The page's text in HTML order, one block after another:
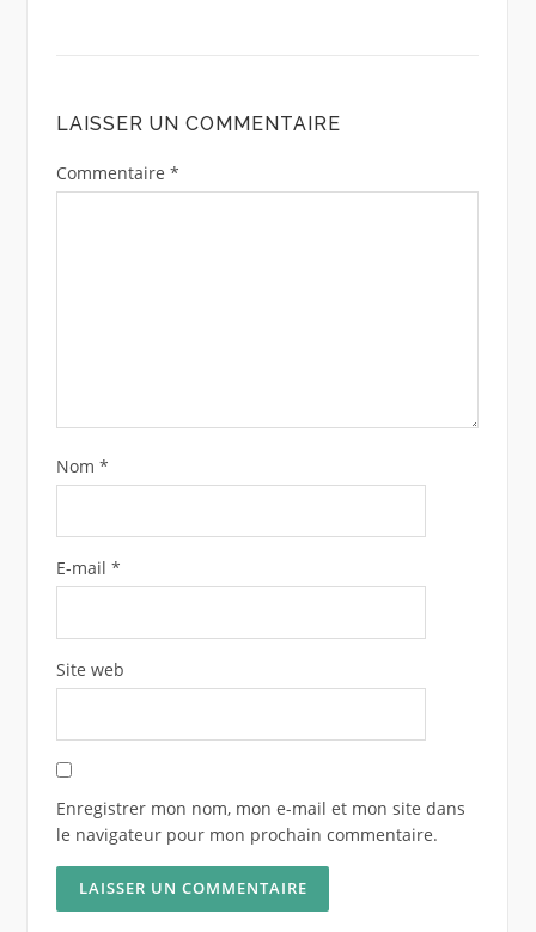
LAISSER UN COMMENTAIRE
Commentaire *
Nom *
E-mail *
Site web
Enregistrer mon nom, mon e-mail et mon site dans
le navigateur pour mon prochain commentaire.